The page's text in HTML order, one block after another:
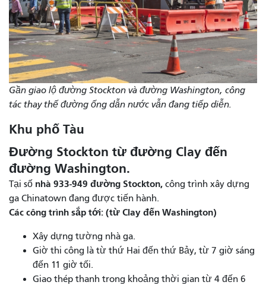
Gần giao lộ đường Stockton và đường Washington, công
tác thay thế đường ống dẫn nước vẫn đang tiếp diễn.
Khu phố Tàu
Đường Stockton từ đường Clay đến
đường Washington.
Tại số nhà 933-949 đường Stockton, công trình xây dựng
ga Chinatown đang được tiến hành.
Các công trình sắp tới: (từ Clay đến Washington)
Xây dựng tường nhà ga.
Giờ thi công là từ thứ Hai đến thứ Bảy, từ 7 giờ sáng
đến 11 giờ tối.
Giao thép thanh trong khoảng thời gian từ 4 đến 6